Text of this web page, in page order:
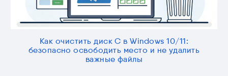
Как очистить диск C в Windows 10/11:
безопасно освободить место и не удалить
важные файлы